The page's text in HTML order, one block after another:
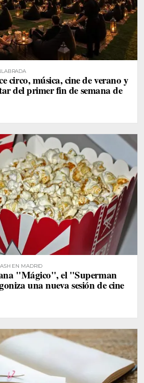
circo, música, cine de verano y
del primer fin de semana de
EN MADRID
"Mágico", el "Superman
una nueva sesión de cine